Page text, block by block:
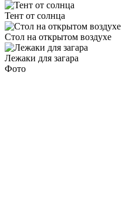
Тент от солнца
Стол на открытом воздухе
Лежаки для загара
Фото